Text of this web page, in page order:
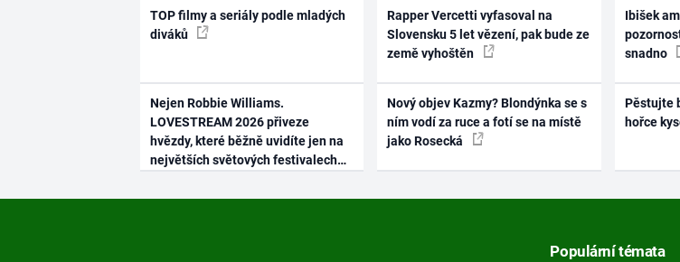
TOP filmy a seriály podle mladých
diváků
Nejen Robbie Williams.
LOVESTREAM 2026 přiveze
hvězdy, které běžně uvidíte jen na
největších světových festivalech
Rapper Vercetti vyfasoval na
Slovensku 5 let vězení, pak bude ze
země vyhoštěn
Nový objev Kazmy? Blondýnka se s
ním vodí za ruce a fotí se na místě
jako Rosecká
Ibišek
snadno
Pěstujte
hořce
Populární témata